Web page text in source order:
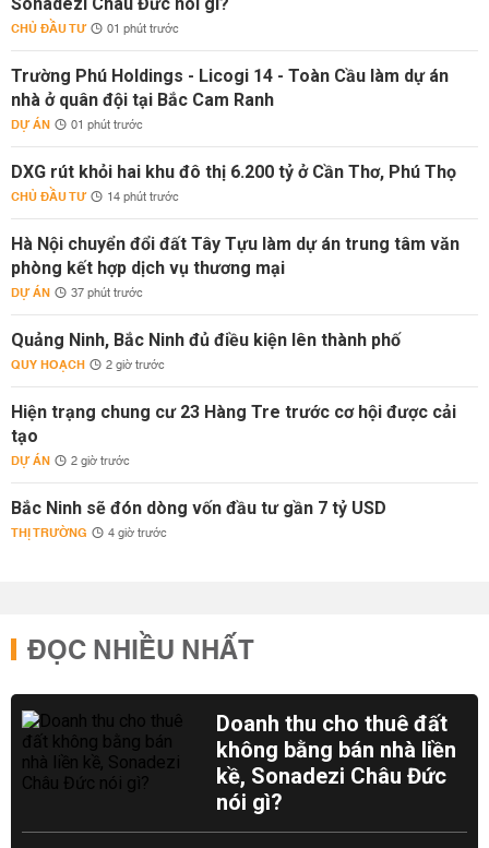
CHỦ ĐẦU TƯ 01 phút trước
Trường Phú Holdings - Licogi 14 - Toàn Cầu làm dự án
nhà ở quân đội tại Bắc Cam Ranh
DỰ ÁN 01 phút trước
DXG rút khỏi hai khu đô thị 6.200 tỷ ở Cần Thơ, Phú Thọ
CHỦ ĐẦU TƯ 14 phút trước
Hà Nội chuyển đổi đất Tây Tựu làm dự án trung tâm văn
phòng kết hợp dịch vụ thương mại
DỰ ÁN 37 phút trước
Quảng Ninh, Bắc Ninh đủ điều kiện lên thành phố
QUY HOẠCH 2 giờ trước
Hiện trạng chung cư 23 Hàng Tre trước cơ hội được cải
tạo
DỰ ÁN 2 giờ trước
Bắc Ninh sẽ đón dòng vốn đầu tư gần 7 tỷ USD
THỊ TRƯỜNG 4 giờ trước
ĐỌC NHIỀU NHẤT
Doanh thu cho thuê đất
không bằng bán nhà liền
kề, Sonadezi Châu Đức
nói gì?